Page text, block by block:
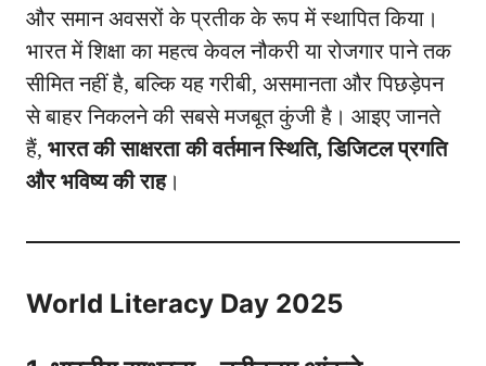
और समान अवसरों के प्रतीक के रूप में स्थापित किया।
भारत में शिक्षा का महत्व केवल नौकरी या रोजगार पाने तक
सीमित नहीं है, बल्कि यह गरीबी, असमानता और पिछड़ेपन
से बाहर निकलने की सबसे मजबूत कुंजी है। आइए जानते
हैं, भारत की साक्षरता की वर्तमान स्थिति, डिजिटल प्रगति
और भविष्य की राह।
World Literacy Day 2025